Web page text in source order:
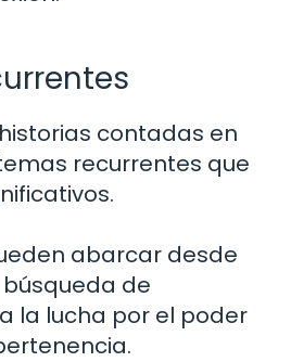
contadas en
recurrentes que
abarcar desde
de
la lucha por el poder